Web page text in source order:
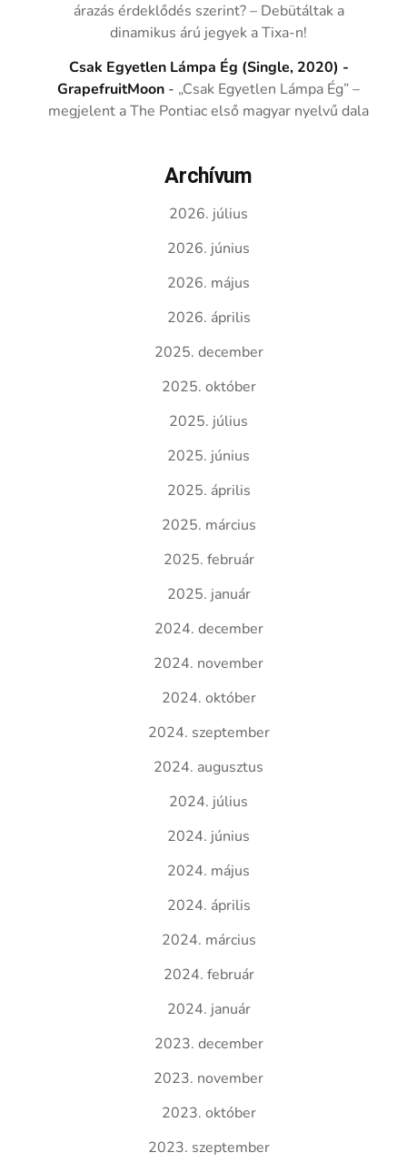
árazás érdeklődés szerint? – Debütáltak a
dinamikus árú jegyek a Tixa-n!
Csak Egyetlen Lámpa Ég (Single, 2020) -
GrapefruitMoon - „Csak Egyetlen Lámpa Ég” –
megjelent a The Pontiac első magyar nyelvű dala
Archívum
2026. július
2026. június
2026. május
2026. április
2025. december
2025. október
2025. július
2025. június
2025. április
2025. március
2025. február
2025. január
2024. december
2024. november
2024. október
2024. szeptember
2024. augusztus
2024. július
2024. június
2024. május
2024. április
2024. március
2024. február
2024. január
2023. december
2023. november
2023. október
2023. szeptember